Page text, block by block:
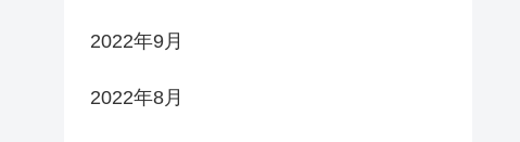
2022年9月
2022年8月